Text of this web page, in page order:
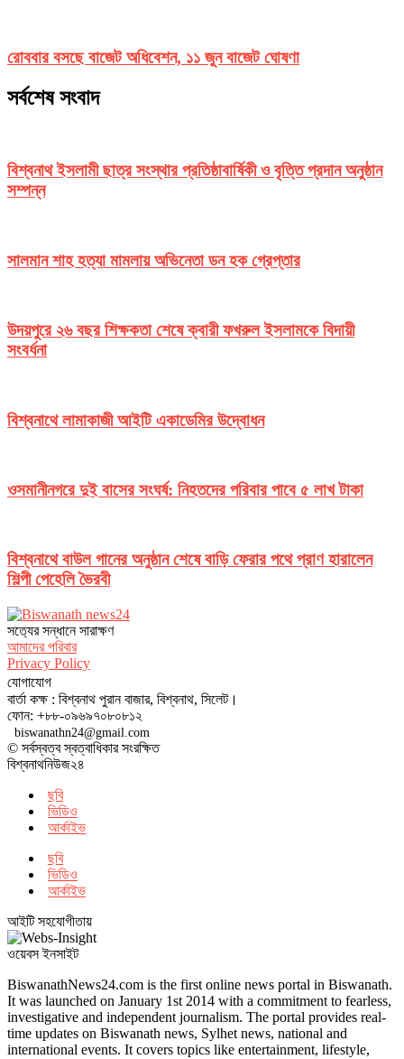
রোববার বসছে বাজেট অধিবেশন, ১১ জুন বাজেট ঘোষণা
সর্বশেষ সংবাদ
বিশ্বনাথ ইসলামী ছাত্র সংস্থার প্রতিষ্ঠাবার্ষিকী ও বৃত্তি প্রদান অনুষ্ঠান
সম্পন্ন
সালমান শাহ হত্যা মামলায় অভিনেতা ডন হক গ্রেপ্তার
উদয়পুরে ২৬ বছর শিক্ষকতা শেষে ক্বারী ফখরুল ইসলামকে বিদায়ী
সংবর্ধনা
বিশ্বনাথে লামাকাজী আইটি একাডেমির উদ্বোধন
ওসমানীনগরে দুই বাসের সংঘর্ষ: নিহতদের পরিবার পাবে ৫ লাখ টাকা
বিশ্বনাথে বাউল গানের অনুষ্ঠান শেষে বাড়ি ফেরার পথে প্রাণ হারালেন
শিল্পী পেহেলি ভৈরবী
সত‌্যের সন্ধানে সারাক্ষণ
আমাদের পরিবার
Privacy Policy
যোগাযোগ
বার্তা কক্ষ : বিশ্বনাথ পুরান বাজার, বিশ্বনাথ, সিলেট।
ফোন: +৮৮-০৯৬৯৭০৮০৮১২
biswanathn24@gmail.com
© সর্বস্বত্ব স্বত্বাধিকার সংরক্ষিত
বিশ্বনাথনিউজ২৪
ছবি
ভিডিও
আর্কাইভ
ছবি
ভিডিও
আর্কাইভ
আইটি সহযোগীতায়
ওয়েবস ইনসাইট
BiswanathNews24.com is the first online news portal in Biswanath.
It was launched on January 1st 2014 with a commitment to fearless,
investigative and independent journalism. The portal provides real-
time updates on Biswanath news, Sylhet news, national and
international events. It covers topics like entertainment, lifestyle,